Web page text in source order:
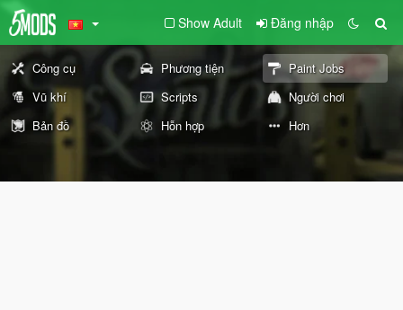
Show Adult Đăng nhập
Công cụ Phương tiện
Paint Jobs
Vũ khí
Scripts
Người chơi
Bản đồ
Hỗn hợp Hơn